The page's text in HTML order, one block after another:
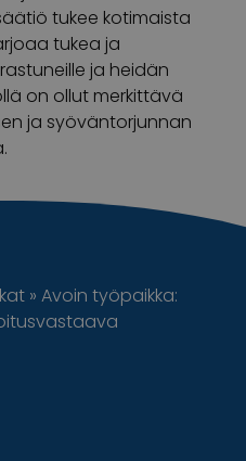
tukee kotimaista
tukea ja
ja heidän
on ollut merkittävä
ja syöväntorjunnan
» Avoin työpaikka: